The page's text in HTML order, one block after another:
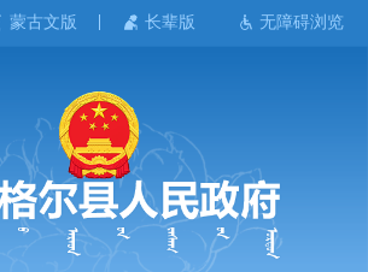
蒙古文版 长辈版 无障碍浏览